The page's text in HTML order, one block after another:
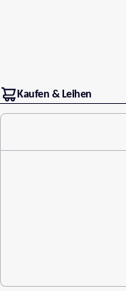
Kaufen & Leihen